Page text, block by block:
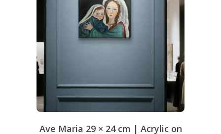
Ave Maria 29 × 24 cm | Acrylic on